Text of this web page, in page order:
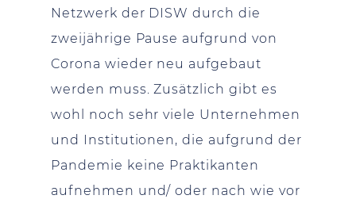
Netzwerk der DISW durch die
zweijährige Pause aufgrund von
Corona wieder neu aufgebaut
werden muss. Zusätzlich gibt es
wohl noch sehr viele Unternehmen
und Institutionen, die aufgrund der
Pandemie keine Praktikanten
aufnehmen und/ oder nach wie vor